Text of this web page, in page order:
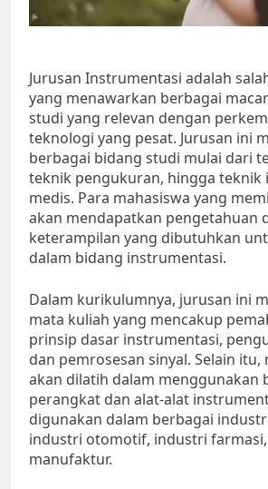
Jurusan Instrumentasi adalah
yang menawarkan berbagai
studi yang relevan dengan
teknologi yang pesat. Jurusan ini
berbagai bidang studi mulai dari
teknik pengukuran, hingga teknik
medis. Para mahasiswa yang
akan mendapatkan pengetahuan
keterampilan yang dibutuhkan
dalam bidang instrumentasi.
Dalam kurikulumnya, jurusan ini
mata kuliah yang mencakup
prinsip dasar instrumentasi,
dan pemrosesan sinyal. Selain itu,
akan dilatih dalam menggunakan
perangkat dan alat-alat
digunakan dalam berbagai
industri otomotif, industri
manufaktur.